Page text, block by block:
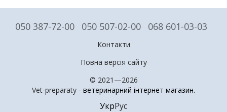
050 387-72-00 050 507-02-00 068 601-03-03
Контакти
Повна версія сайту
© 2021—2026
Vet-preparaty - ветеринарний інтернет магазин.
УкрРус